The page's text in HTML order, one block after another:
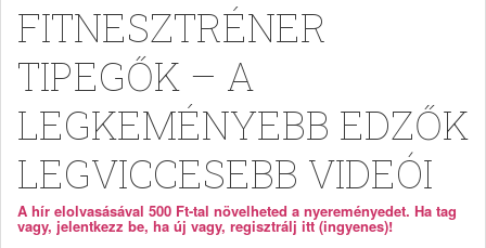
FITNESZTRÉNER
TIPEGŐK – A
LEGKEMÉNYEBB EDZŐK
LEGVICCESEBB VIDEÓI
A hír elolvasásával 500 Ft-tal növelheted a nyereményedet. Ha tag
vagy, jelentkezz be, ha új vagy, regisztrálj itt (ingyenes)!